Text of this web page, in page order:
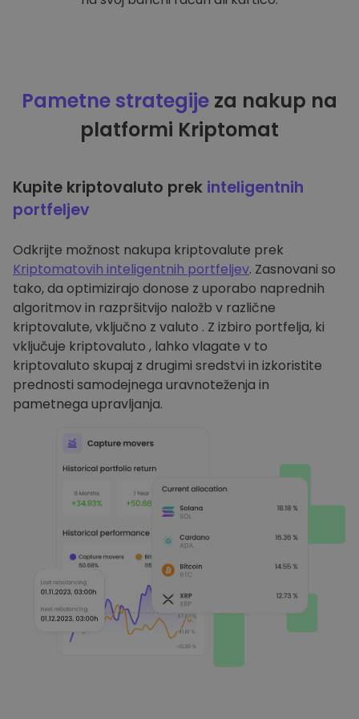
Pametne strategije za nakup na
platformi Kriptomat
Kupite kriptovaluto prek inteligentnih
portfeljev
Odkrijte možnost nakupa kriptovalute prek
Kriptomatovih inteligentnih portfeljev. Zasnovani so
tako, da optimizirajo donose z uporabo naprednih
algoritmov in razpršitvijo naložb v različne
kriptovalute, vključno z valuto . Z izbiro portfelja, ki
vključuje kriptovaluto , lahko vlagate v to
kriptovaluto skupaj z drugimi sredstvi in izkoristite
prednosti samodejnega uravnoteženja in
pametnega upravljanja.